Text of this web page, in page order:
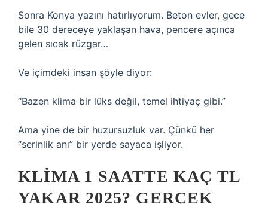
Sonra Konya yazını hatırlıyorum. Beton evler, gece
bile 30 dereceye yaklaşan hava, pencere açınca
gelen sıcak rüzgar…
Ve içimdeki insan şöyle diyor:
“Bazen klima bir lüks değil, temel ihtiyaç gibi.”
Ama yine de bir huzursuzluk var. Çünkü her
“serinlik anı” bir yerde sayaca işliyor.
KLIMA 1 SAATTE KAÇ TL
YAKAR 2025? GERÇEK